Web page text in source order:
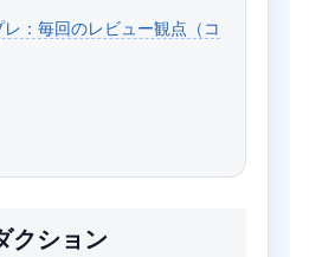
レ：毎回のレビュー観点（コ
ション